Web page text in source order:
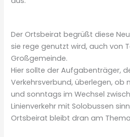
Der Ortsbeirat begrüßt diese
sie rege genutzt wird, auch von
Großgemeinde.
Hier sollte der Aufgabenträger,
Verkehrsverbund, überlegen,
und sonntags im Wechsel
Linienverkehr mit Solobussen
Ortsbeirat bleibt dran am